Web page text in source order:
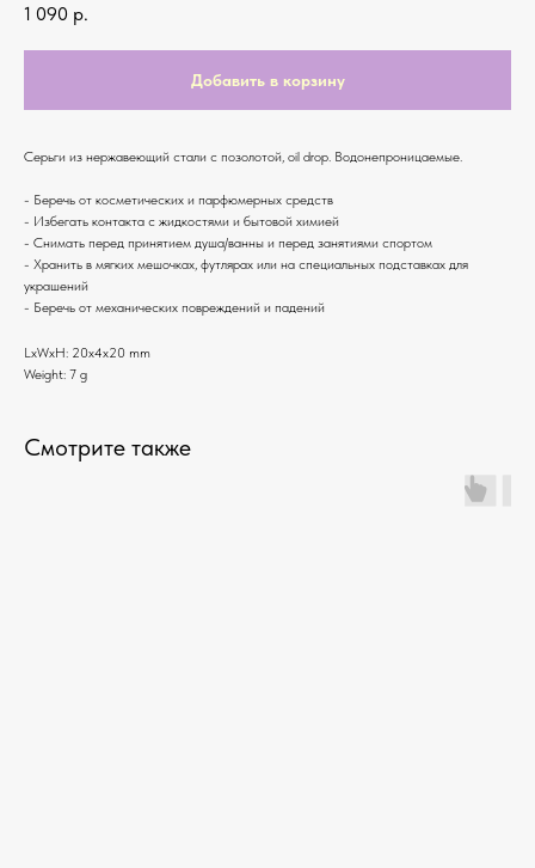
1 090 р.
Добавить в корзину
Серьги из нержавеющий стали с позолотой, oil drop. Водонепроницаемые.
- Беречь от косметических и парфюмерных средств
- Избегать контакта с жидкостями и бытовой химией
- Снимать перед принятием душа/ванны и перед занятиями спортом
- Хранить в мягких мешочках, футлярах или на специальных подставках для
украшений
- Беречь от механических повреждений и падений
LxWxH: 20x4x20 mm
Weight: 7 g
Смотрите также